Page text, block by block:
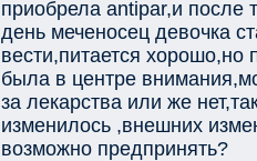
приобрела antipar,и после
день меченосец девочка
вести,питается хорошо,но
была в центре
за лекарства или же
изменилось ,внешних
возможно предпринять?